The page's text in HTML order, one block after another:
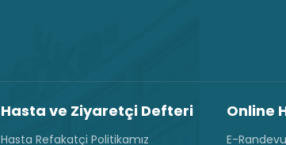
Hasta ve Ziyaretçi Defteri
Hasta Refakatçi Politikamız
Online
E-Randevu